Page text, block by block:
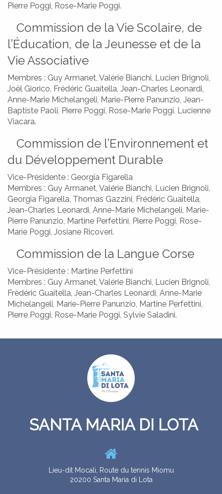
LES CONSEILS MUNICIPAUX
URBANÌSIMU
URBANISME
GALERIE
Pierre Poggi, Rose-Marie Poggi.
Commission de la Vie Scolaire, de
l’Éducation, de la Jeunesse et de la
Vie Associative
Membres : Guy Armanet, Valérie Bianchi, Lucien Brignoli,
Joël Giorico, Frédéric Guaitella, Jean-Charles Leonardi,
Anne-Marie Michelangeli, Marie-Pierre Panunzio, Jean-
Baptiste Paoli, Pierre Poggi, Rose-Marie Poggi, Lucienne
Viacara.
Commission de l’Environnement et
du Développement Durable
Vice-Présidente : Georgia Figarella
Membres : Guy Armanet, Valérie Bianchi, Lucien Brignoli,
Georgia Figarella, Thomas Gazzini, Frédéric Guaitella,
Jean-Charles Leonardi, Anne-Marie Michelangeli, Marie-
Pierre Panunzio, Martine Perfettini, Pierre Poggi, Rose-
Marie Poggi, Josiane Ricoveri.
Commission de la Langue Corse
Vice-Présidente : Martine Perfettini
Membres : Guy Armanet, Valérie Bianchi, Lucien Brignoli,
Frédéric Guaitella, Jean-Charles Leonardi, Anne-Marie
Michelangeli, Marie-Pierre Panunzio, Martine Perfettini,
Pierre Poggi, Rose-Marie Poggi, Sylvie Saladini.
SANTA MARIA DI LOTA
Lieu-dit Mocali, Route du tennis Miomu
20200 Santa Maria di Lota